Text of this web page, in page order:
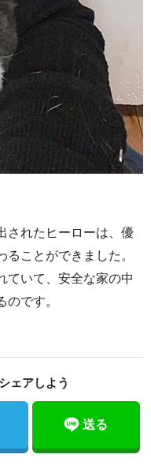
されたヒーローは、優
ことができました。
ていて、安全な家の中
です。
ェアしよう
送る